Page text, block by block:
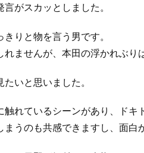
がスカッとしました。
りと物を言う男です。
ませんが、本田の浮かれぶり
いと思いました。
れているシーンがあり、ドキ
うのも共感できますし、面白